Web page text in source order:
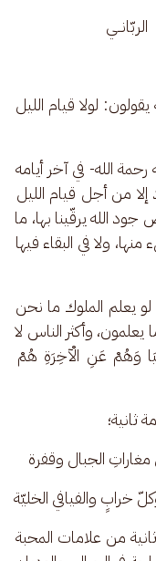
لولا قيام الليل
الله- في آخر أيامه
إلا من أجل قيام الليل
الله يرقّينا بها، ما
ولا في البقاء فيها
لو يعلم الملوك ما نحن
وأكثر الناس لا
وَهُمْ عَنِ الْآخِرَةِ هُمْ
ثانية؛
الجبال وقفرة
والفيافي الخليّة
من علامات المحبة